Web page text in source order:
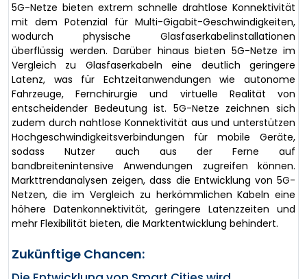
5G-Netze bieten extrem schnelle drahtlose Konnektivität
mit dem Potenzial für Multi-Gigabit-Geschwindigkeiten,
wodurch physische Glasfaserkabelinstallationen
überflüssig werden. Darüber hinaus bieten 5G-Netze im
Vergleich zu Glasfaserkabeln eine deutlich geringere
Latenz, was für Echtzeitanwendungen wie autonome
Fahrzeuge, Fernchirurgie und virtuelle Realität von
entscheidender Bedeutung ist. 5G-Netze zeichnen sich
zudem durch nahtlose Konnektivität aus und unterstützen
Hochgeschwindigkeitsverbindungen für mobile Geräte,
sodass Nutzer auch aus der Ferne auf
bandbreitenintensive Anwendungen zugreifen können.
Markttrendanalysen zeigen, dass die Entwicklung von 5G-
Netzen, die im Vergleich zu herkömmlichen Kabeln eine
höhere Datenkonnektivität, geringere Latenzzeiten und
mehr Flexibilität bieten, die Marktentwicklung behindert.
Zukünftige Chancen: